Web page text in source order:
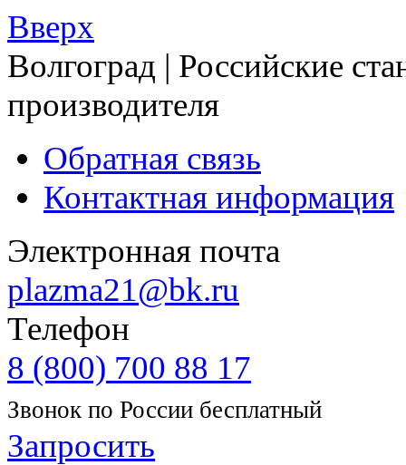
Вверх
Волгоград | Российские
производителя
Обратная связь
Контактная информация
Электронная почта
plazma21@bk.ru
Телефон
8 (800) 700 88 17
Звонок по России бесплатный
Запросить